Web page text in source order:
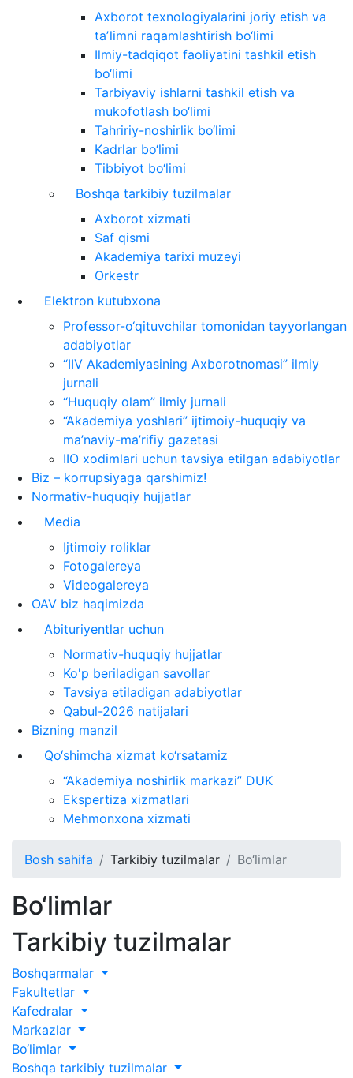
Axborot texnologiyalarini joriy etish va
taʼlimni raqamlashtirish bo‘limi
Ilmiy-tadqiqot faoliyatini tashkil etish
bo‘limi
Tarbiyaviy ishlarni tashkil etish va
mukofotlash bo‘limi
Tahririy-noshirlik bo‘limi
Kadrlar bo‘limi
Tibbiyot bo‘limi
Boshqa tarkibiy tuzilmalar
Axborot xizmati
Saf qismi
Akademiya tarixi muzeyi
Orkestr
Elektron kutubxona
Professor-o‘qituvchilar tomonidan tayyorlangan
adabiyotlar
“IIV Akademiyasining Axborotnomasi” ilmiy
jurnali
“Huquqiy olam” ilmiy jurnali
“Akademiya yoshlari” ijtimoiy-huquqiy va
ma’naviy-ma’rifiy gazetasi
IIO xodimlari uchun tavsiya etilgan adabiyotlar
Biz – korrupsiyaga qarshimiz!
Normativ-huquqiy hujjatlar
Media
Ijtimoiy roliklar
Fotogalereya
Videogalereya
OAV biz haqimizda
Abituriyentlar uchun
Normativ-huquqiy hujjatlar
Ko'p beriladigan savollar
Tavsiya etiladigan adabiyotlar
Qabul-2026 natijalari
Bizning manzil
Qo‘shimcha xizmat ko‘rsatamiz
“Akademiya noshirlik markazi” DUK
Ekspertiza xizmatlari
Mehmonxona xizmati
Bosh sahifa Tarkibiy tuzilmalar Bo‘limlar
Bo‘limlar
Tarkibiy tuzilmalar
Boshqarmalar
Fakultetlar
Kafedralar
Markazlar
Bo‘limlar
Boshqa tarkibiy tuzilmalar